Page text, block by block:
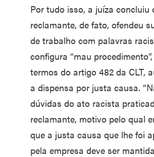
Por tudo isso, a juíza concluiu
reclamante, de fato, ofendeu
de trabalho com palavras
configura “mau
termos do artigo 482 da CLT,
a dispensa por justa causa.
dúvidas do ato racista
reclamante, motivo pelo qual
que a justa causa que lhe foi
pela empresa deve ser